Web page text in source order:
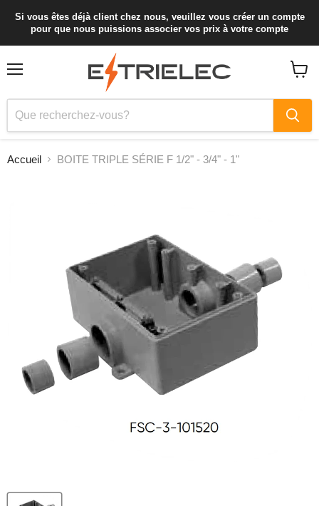
Si vous êtes déjà client chez nous, veuillez vous créer un compte
pour que nous puissions associer vos prix à votre compte
Accueil BOITE TRIPLE SÉRIE F 1/2" - 3/4" - 1"